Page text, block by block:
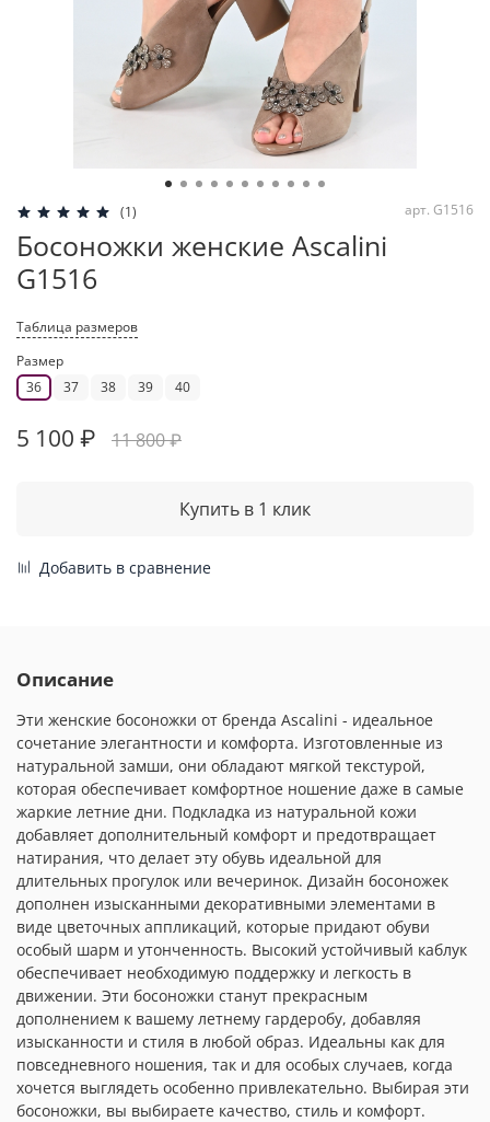
(1) арт. G1516
Босоножки женские Ascalini
G1516
Таблица размеров
Размер
36
37 38 39 40
5 100 ₽ 11 800 ₽
Купить в 1 клик
Добавить в сравнение
Описание
Эти женские босоножки от бренда Ascalini - идеальное
сочетание элегантности и комфорта. Изготовленные из
натуральной замши, они обладают мягкой текстурой,
которая обеспечивает комфортное ношение даже в самые
жаркие летние дни. Подкладка из натуральной кожи
добавляет дополнительный комфорт и предотвращает
натирания, что делает эту обувь идеальной для
длительных прогулок или вечеринок. Дизайн босоножек
дополнен изысканными декоративными элементами в
виде цветочных аппликаций, которые придают обуви
особый шарм и утонченность. Высокий устойчивый каблук
обеспечивает необходимую поддержку и легкость в
движении. Эти босоножки станут прекрасным
дополнением к вашему летнему гардеробу, добавляя
изысканности и стиля в любой образ. Идеальны как для
повседневного ношения, так и для особых случаев, когда
хочется выглядеть особенно привлекательно. Выбирая эти
босоножки, вы выбираете качество, стиль и комфорт.